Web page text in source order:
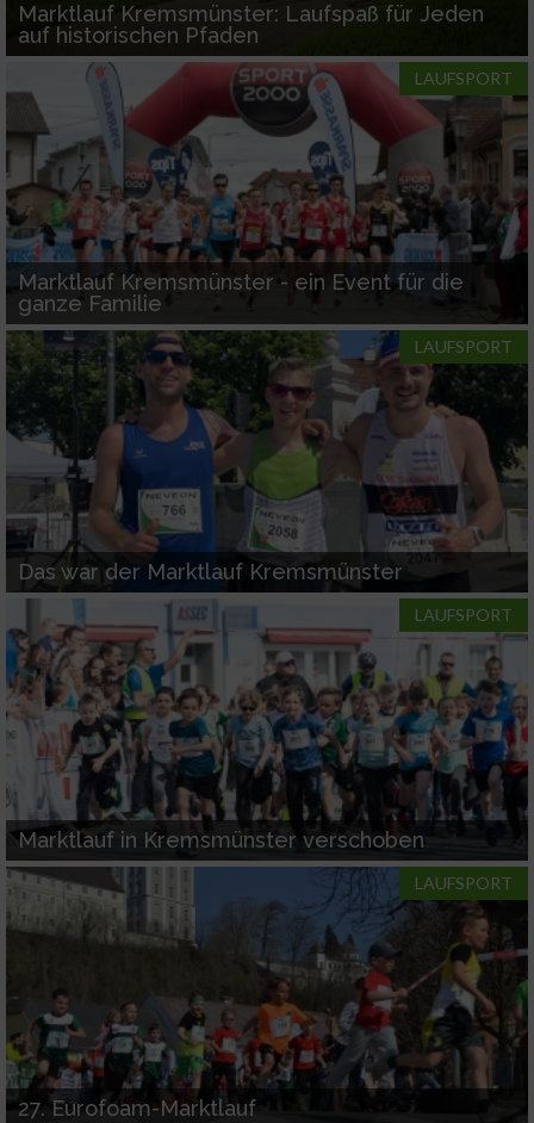
Marktlauf Kremsmünster: Laufspaß für Jeden
auf historischen Pfaden
LAUFSPORT
Marktlauf Kremsmünster - ein Event für die
ganze Familie
LAUFSPORT
Das war der Marktlauf Kremsmünster
LAUFSPORT
Marktlauf in Kremsmünster verschoben
LAUFSPORT
27. Eurofoam-Marktlauf